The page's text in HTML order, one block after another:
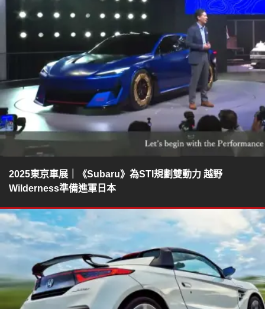
2025東京車展｜《Subaru》為STI規劃雙動力 越野
Wilderness準備進軍日本